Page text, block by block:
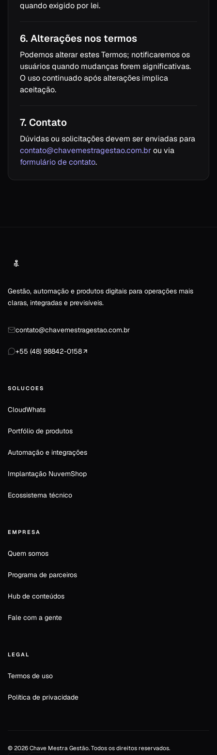
quando exigido por lei.
6. Alterações nos termos
Podemos alterar estes Termos; notificaremos os
usuários quando mudanças forem significativas.
O uso continuado após alterações implica
aceitação.
7. Contato
Dúvidas ou solicitações devem ser enviadas para
contato@chavemestragestao.com.brou via
formulário de contato.
Gestão, automação e produtos digitais para operações mais
claras, integradas e previsíveis.
contato@chavemestragestao.com.br
+55 (48) 98842-0158
SOLUCOES
CloudWhats
Portfólio de produtos
Automação e integrações
Implantação NuvemShop
Ecossistema técnico
EMPRESA
Quem somos
Programa de parceiros
Hub de conteúdos
Fale com a gente
LEGAL
Termos de uso
Política de privacidade
©2026Chave Mestra Gestão. Todos os direitos reservados.